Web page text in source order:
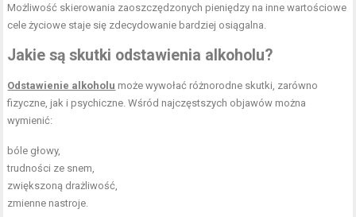
Możliwość skierowania zaoszczędzonych pieniędzy na inne wartościowe
cele życiowe staje się zdecydowanie bardziej osiągalna.
Jakie są skutki odstawienia alkoholu?
Odstawienie alkoholu może wywołać różnorodne skutki, zarówno
fizyczne, jak i psychiczne. Wśród najczęstszych objawów można
wymienić:
bóle głowy,
trudności ze snem,
zwiększoną drażliwość,
zmienne nastroje.